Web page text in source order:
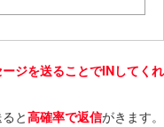
ージを送ることでINしてくれ
と高確率で返信がきます。